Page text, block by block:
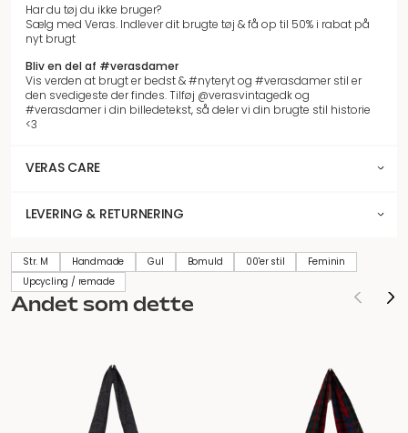
Har du tøj du ikke bruger?
Sælg med Veras. Indlever dit brugte tøj & få op til 50% i rabat på
nyt brugt
Bliv en del af #verasdamer
Vis verden at brugt er bedst & #nyteryt og #verasdamer stil er
den svedigeste der findes. Tilføj @verasvintagedk og
#verasdamer i din billedetekst, så deler vi din brugte stil historie
<3
VERAS CARE
LEVERING & RETURNERING
Str. M Handmade Gul Bomuld 00'er stil
Feminin
Upcycling / remade
Andet som dette